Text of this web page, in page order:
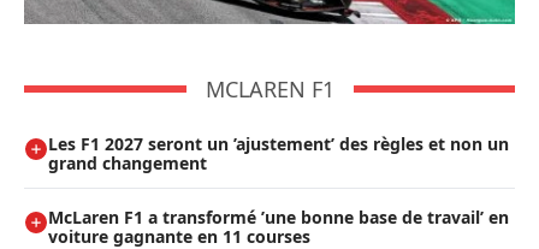
MCLAREN F1
Les F1 2027 seront un ’ajustement’ des règles et non un
grand changement
McLaren F1 a transformé ’une bonne base de travail’ en
voiture gagnante en 11 courses